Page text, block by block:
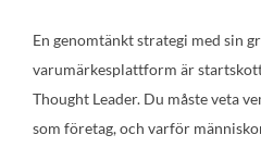
En genomtänkt strategi med sin
varumärkesplattform är
Thought Leader. Du måste veta
som företag, och varför